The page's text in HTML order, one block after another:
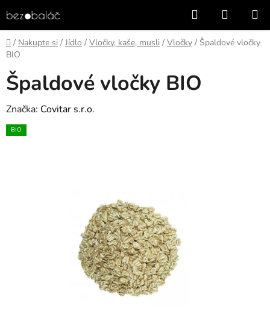
na
obsah
Hledat
KOŠÍK
Domů
/ Nakupte si / Jídlo / Vločky, kaše, musli / Vločky / Špaldové vločky
BIO
Špaldové vločky BIO
Značka: Covitar s.r.o.
BIO